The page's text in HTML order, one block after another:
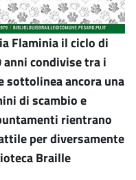
Flaminia il ciclo di
condivise tra i
sottolinea ancora una
di scambio e
rientrano
per diversamente
Braille